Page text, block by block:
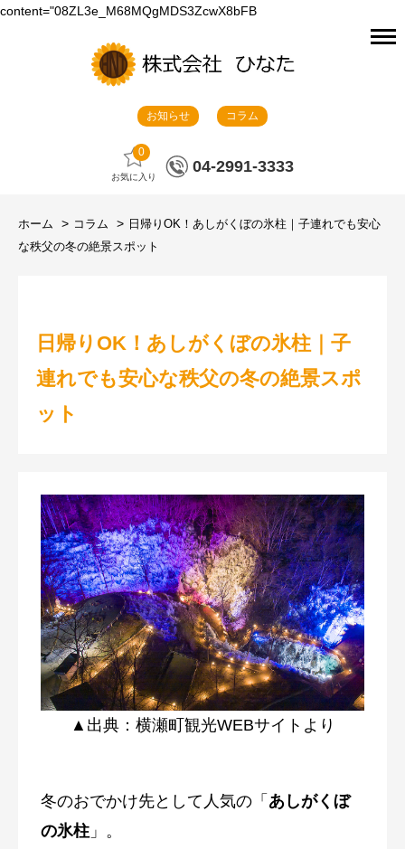
content="08ZL3e_M68MQgMDS3ZcwX8bFB
お知らせ コラム
0
お気に入り
04-2991-3333
ホーム コラム
日帰りOK！あしがくぼの氷柱｜子連れでも安心
な秩父の冬の絶景スポット
日帰りOK！あしがくぼの氷柱｜子
連れでも安心な秩父の冬の絶景スポ
ット
▲出典：横瀬町観光WEBサイトより
冬のおでかけ先として人気の「 あしがくぼ
の氷柱 」。